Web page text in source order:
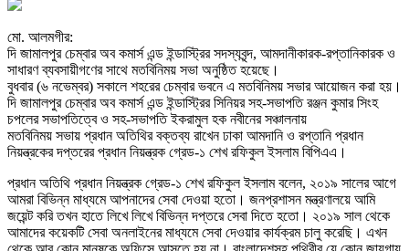
মো. আলমগীর:
দি জামালপুর চেম্বার অব কমার্স এন্ড ইন্ডাস্ট্রির সদস্যবৃন্দ, আমদানীকারক-রপ্তানিকারক ও
সাধারণ ব্যবসায়ীগণের সাথে মতবিনিময় সভা অনুষ্ঠিত হয়েছে।
বুধবার (৬ নভেম্বর) সকালে শহরের চেম্বার ভবনে এ মতবিনিময় সভার আয়োজন করা হয়।
দি জামালপুর চেম্বার অব কমার্স এন্ড ইন্ডাস্ট্রির সিনিয়র সহ-সভাপতি রঞ্জন কুমার সিংহ
চপলের সভাপতিত্বে ও সহ-সভাপতি ইকরামুল হক নবীনের সঞ্চালনায়
মতবিনিময় সভায় প্রধান অতিথির বক্তব্য রাখেন ঢাকা আমদানি ও রপ্তানি প্রধান
নিয়ন্ত্রকের দপ্তরের প্রধান নিয়ন্ত্রক গ্রেড-১ শেখ রফিকুল ইসলাম বিপিএএ।
প্রধান অতিথি প্রধান নিয়ন্ত্রক গ্রেড-১ শেখ রফিকুল ইসলাম বলেন, ২০১৯ সালের আগে
আমরা বিভিন্ন মাধ্যমে আপনাদের সেবা দেওয়া হতো। জনপ্রশাসন মন্ত্রণালয়ে আমি
জয়েন্ট করি তখন হাতে লিখে লিখে বিভিন্ন দপ্তরে সেবা দিতে হতো। ২০১৯ সাল থেকে
আমাদের কয়েকটি সেবা অনলাইনের মাধ্যমে সেবা দেওয়ার কার্যক্রম চালু করেছি। এখন